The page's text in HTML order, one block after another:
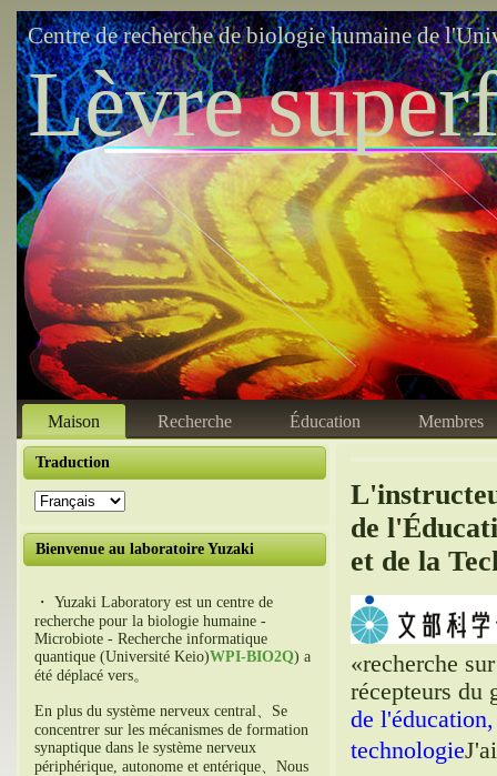
Centre de recherche de biologie humaine de
Lèvre
Maison Recherche Éducation Membres
Traduction
Bienvenue au laboratoire Yuzaki
・ Yuzaki Laboratory est un centre de
recherche pour la biologie humaine -
Microbiote - Recherche informatique
quantique (Université Keio)WPI-BIO2Q) a
été déplacé vers。
En plus du système nerveux central、Se
concentrer sur les mécanismes de formation
synaptique dans le système nerveux
périphérique, autonome et entérique、Nous
de
et de la
«recherche
récepteurs du
de
technologie